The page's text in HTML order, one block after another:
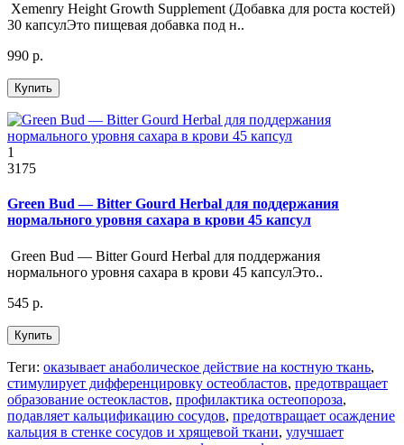
Xemenry Height Growth Supplement (Добавка для роста костей)
30 капсулЭто пищевая добавка под н..
990 р.
Купить
1
3175
Green Bud — Bitter Gourd Herbal для поддержания
нормального уровня сахара в крови 45 капсул
Green Bud — Bitter Gourd Herbal для поддержания
нормального уровня сахара в крови 45 капсулЭто..
545 р.
Купить
Теги: оказывает анаболическое действие на костную ткань,
стимулирует дифференцировку остеобластов, предотвращает
образование остеокластов, профилактика остеопороза,
подавляет кальцификацию сосудов, предотвращает осаждение
кальция в стенке сосудов и хрящевой ткани, улучшает